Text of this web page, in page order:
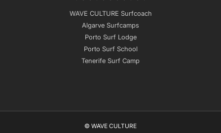
WAVE CULTURE Surfcoach
Algarve Surfcamps
Porto Surf Lodge
Porto Surf School
Tenerife Surf Camp
© WAVE CULTURE